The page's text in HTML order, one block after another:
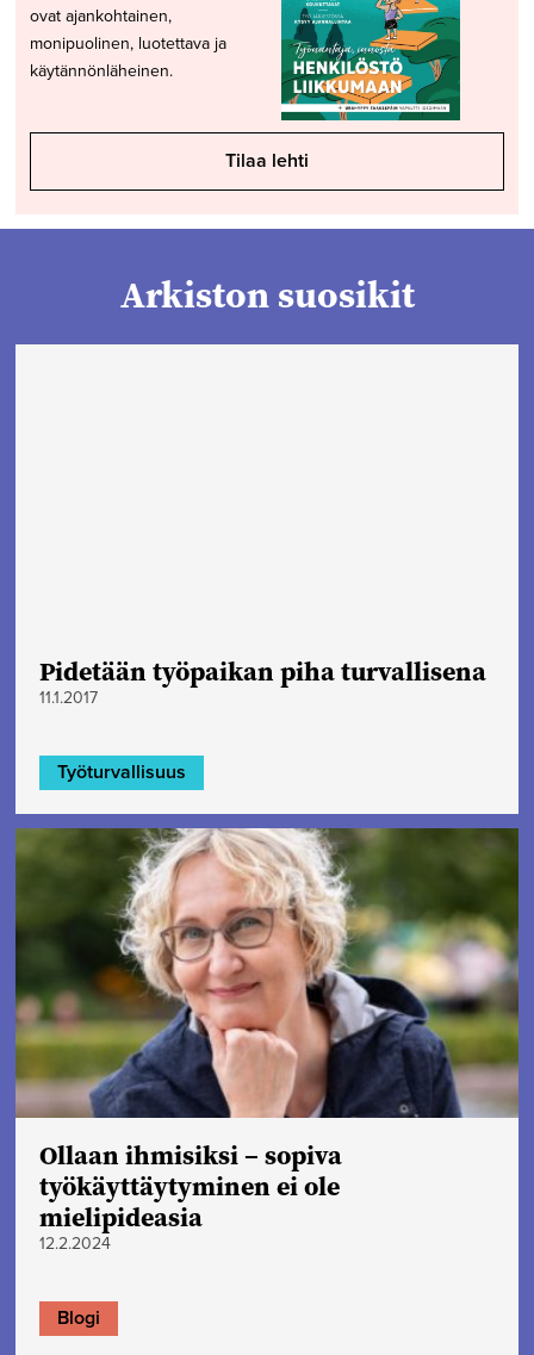
ovat ajankohtainen,
monipuolinen, luotettava ja
käytännönläheinen.
Tilaa lehti
Arkiston suosikit
Pidetään työpaikan piha turvallisena
11.1.2017
Työturvallisuus
Ollaan ihmisiksi – sopiva
työkäyttäytyminen ei ole
mielipideasia
12.2.2024
Blogi